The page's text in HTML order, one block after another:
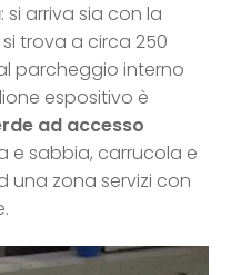
: si arriva sia con la
trova a circa 250
parcheggio interno
espositivo è
ad accesso
e sabbia, carrucola e
una zona servizi con